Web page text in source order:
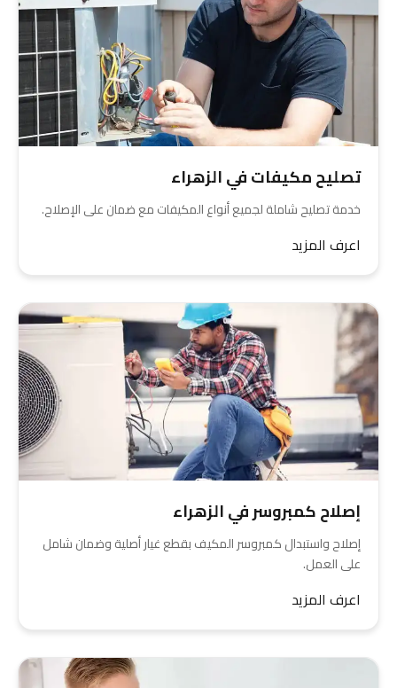
تصليح مكيفات في الزهراء
خدمة تصليح شاملة لجميع أنواع المكيفات مع ضمان على الإصلاح.
اعرف المزيد
إصلاح كمبروسر في الزهراء
إصلاح واستبدال كمبروسر المكيف بقطع غيار أصلية وضمان شامل
على العمل.
اعرف المزيد